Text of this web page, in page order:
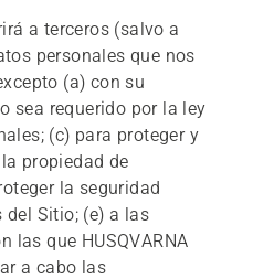
a terceros (salvo a
personales que nos
(a) con su
sea requerido por la ley
(c) para proteger y
propiedad de
la seguridad
del Sitio; (e) a las
las que HUSQVARNA
a cabo las